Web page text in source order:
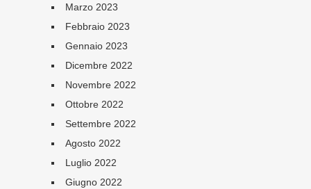
Marzo 2023
Febbraio 2023
Gennaio 2023
Dicembre 2022
Novembre 2022
Ottobre 2022
Settembre 2022
Agosto 2022
Luglio 2022
Giugno 2022